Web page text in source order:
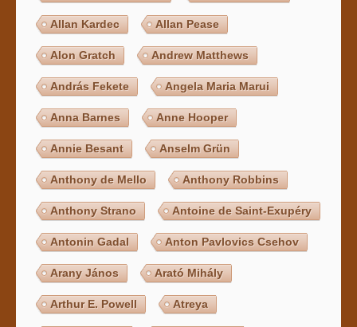
Allan Kardec Allan Pease
Alon Gratch Andrew Matthews
András Fekete Angela Maria Marui
Anna Barnes Anne Hooper
Annie Besant Anselm Grün
Anthony de Mello Anthony Robbins
Anthony Strano Antoine de Saint-Exupéry
Antonin Gadal Anton Pavlovics Csehov
Arany János Arató Mihály
Arthur E. Powell Atreya